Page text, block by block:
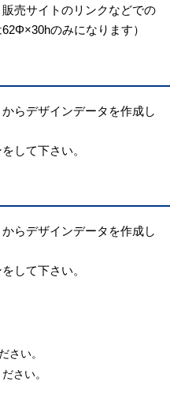
売サイトのリンクなどでの
のみになります）
らデザインデータを作成し
して下さい。
らデザインデータを作成し
して下さい。
さい。
さい。